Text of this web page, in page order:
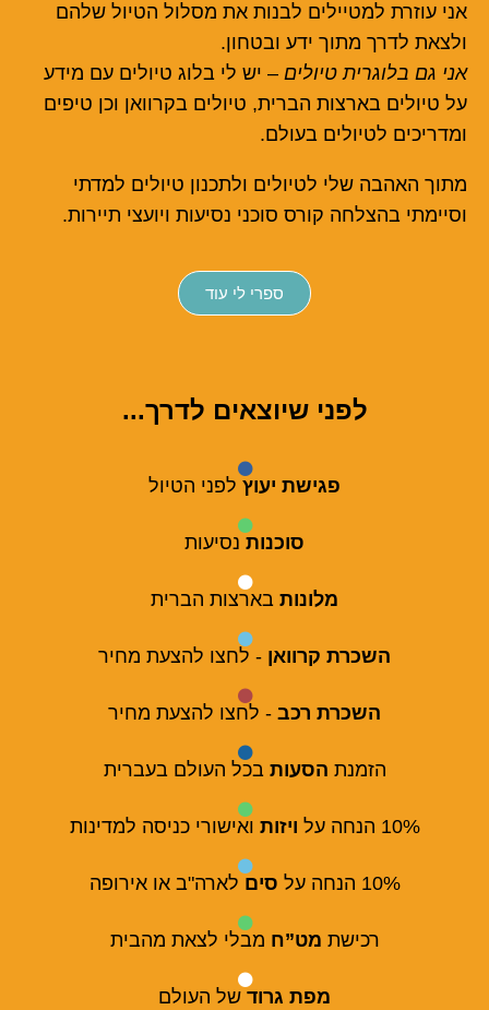
אני עוזרת למטיילים לבנות את מסלול הטיול שלהם
ולצאת לדרך מתוך ידע ובטחון.
אני גם בלוגרית טיולים – יש לי בלוג טיולים עם מידע
על טיולים בארצות הברית, טיולים בקרוואן וכן טיפים
ומדריכים לטיולים בעולם.
מתוך האהבה שלי לטיולים ולתכנון טיולים למדתי
וסיימתי בהצלחה קורס סוכני נסיעות ויועצי תיירות.
ספרי לי עוד
לפני שיוצאים לדרך...
פגישת יעוץ לפני הטיול
סוכנות נסיעות
מלונות בארצות הברית
השכרת קרוואן - לחצו להצעת מחיר
השכרת רכב - לחצו להצעת מחיר
הזמנת הסעות בכל העולם בעברית
10% הנחה על ויזות ואישורי כניסה למדינות
10% הנחה על סים לארה"ב או אירופה
רכישת מט”ח מבלי לצאת מהבית
מפת גרוד של העולם